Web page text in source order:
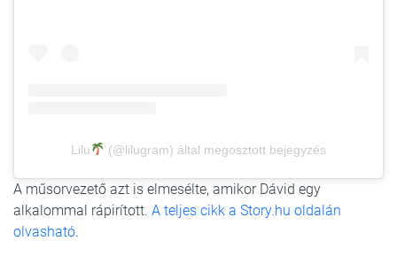
Lilu (@lilugram) által megosztott bejegyzés
A műsorvezető azt is elmesélte, amikor Dávid egy
alkalommal rápirított. A teljes cikk a Story.hu oldalán
olvasható.